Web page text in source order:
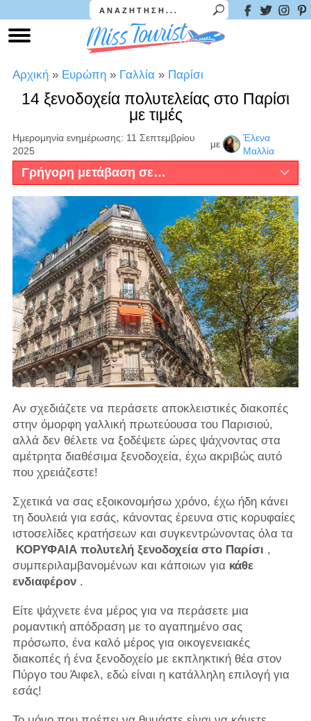
Αρχική » Ευρώπη » Γαλλία » Παρίσι
14 ξενοδοχεία πολυτελείας στο Παρίσι
με τιμές
Ημερομηνία ενημέρωσης: 11 Σεπτεμβρίου
2025
με
Έλενα
Μαλλία
Γρήγορη μετάβαση σε…
Αν σχεδιάζετε να περάσετε αποκλειστικές διακοπές
στην όμορφη γαλλική πρωτεύουσα του Παρισιού,
αλλά δεν θέλετε να ξοδέψετε ώρες ψάχνοντας στα
αμέτρητα διαθέσιμα ξενοδοχεία, έχω ακριβώς αυτό
που χρειάζεστε!
Σχετικά να σας εξοικονομήσω χρόνο, έχω ήδη κάνει
τη δουλειά για εσάς, κάνοντας έρευνα στις κορυφαίες
ιστοσελίδες κρατήσεων και συγκεντρώνοντας όλα τα
ΚΟΡΥΦΑΙΑ πολυτελή ξενοδοχεία στο Παρίσι ,
συμπεριλαμβανομένων και κάποιων για κάθε
ενδιαφέρον.
Είτε ψάχνετε ένα μέρος για να περάσετε μια
ρομαντική απόδραση με το αγαπημένο σας
πρόσωπο, ένα καλό μέρος για οικογενειακές
διακοπές ή ένα ξενοδοχείο με εκπληκτική θέα στον
Πύργο του Άιφελ, εδώ είναι η κατάλληλη επιλογή για
εσάς!